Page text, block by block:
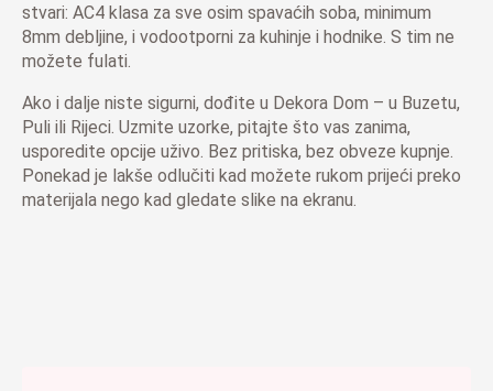
stvari: AC4 klasa za sve osim spavaćih soba, minimum
8mm debljine, i vodootporni za kuhinje i hodnike. S tim ne
možete fulati.
Ako i dalje niste sigurni, dođite u Dekora Dom – u Buzetu,
Puli ili Rijeci. Uzmite uzorke, pitajte što vas zanima,
usporedite opcije uživo. Bez pritiska, bez obveze kupnje.
Ponekad je lakše odlučiti kad možete rukom prijeći preko
materijala nego kad gledate slike na ekranu.